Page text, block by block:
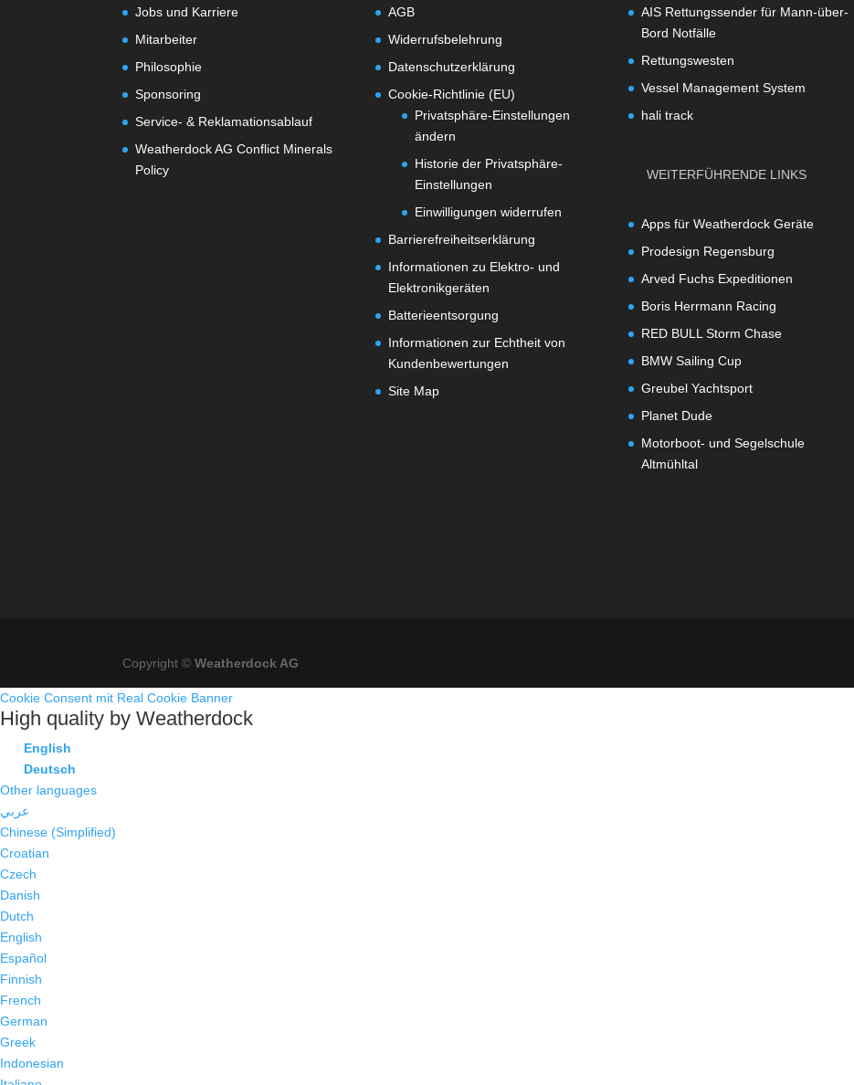
Jobs und Karriere
Mitarbeiter
Philosophie
Sponsoring
Service- & Reklamationsablauf
Weatherdock AG Conflict Minerals
Policy
AGB
Widerrufsbelehrung
Datenschutzerklärung
Cookie-Richtlinie (EU)
Privatsphäre-Einstellungen
ändern
Historie der Privatsphäre-
Einstellungen
Einwilligungen widerrufen
Barrierefreiheitserklärung
Informationen zu Elektro- und
Elektronikgeräten
Batterieentsorgung
Informationen zur Echtheit von
Kundenbewertungen
Site Map
AIS Rettungssender für Mann-über-
Bord Notfälle
Rettungswesten
Vessel Management System
hali track
WEITERFÜHRENDE LINKS
Apps für Weatherdock Geräte
Prodesign Regensburg
Arved Fuchs Expeditionen
Boris Herrmann Racing
RED BULL Storm Chase
BMW Sailing Cup
Greubel Yachtsport
Planet Dude
Motorboot- und Segelschule
Altmühltal
Copyright ©Weatherdock AG
Cookie Consent mit Real Cookie Banner
High quality by Weatherdock
English
Deutsch
Other languages
عربي
Chinese (Simplified)
Croatian
Czech
Danish
Dutch
English
Español
Finnish
French
German
Greek
Indonesian